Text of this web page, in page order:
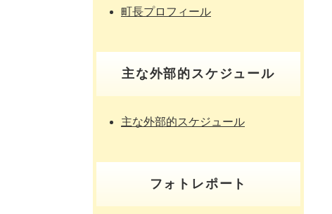
町長プロフィール
主な外部的スケジュール
主な外部的スケジュール
フォトレポート